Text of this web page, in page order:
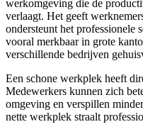
werkomgeving die de
verlaagt. Het geeft
ondersteunt het professionele
vooral merkbaar in grote
verschillende bedrijven
Een schone werkplek heeft
Medewerkers kunnen zich
omgeving en verspillen
nette werkplek straalt